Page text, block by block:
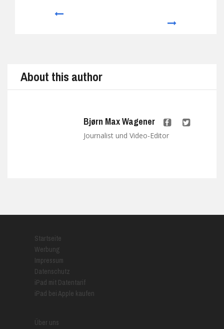
About this author
Bjørn Max Wagener
Journalist und Video-Editor
Startseite
Werbung
Impressum
Datenschutz
iPad mit Datentarif
iPad bei Apple kaufen
Über uns